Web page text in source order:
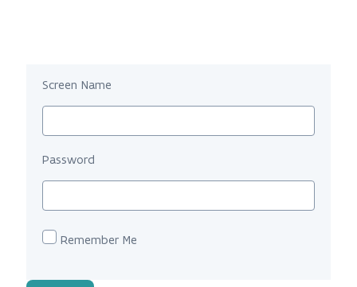
Screen Name
Password
Remember Me